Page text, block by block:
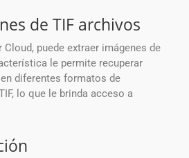
de TIF archivos
Cloud, puede extraer imágenes de
le permite recuperar
diferentes formatos de
lo que le brinda acceso a